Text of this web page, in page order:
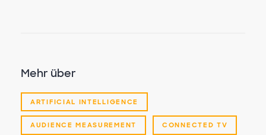
Mehr über
ARTIFICIAL INTELLIGENCE
AUDIENCE MEASUREMENT CONNECTED TV